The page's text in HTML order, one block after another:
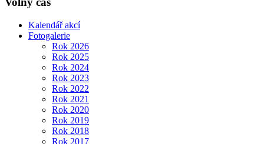
Kalendář akcí
Fotogalerie
Rok 2026
Rok 2025
Rok 2024
Rok 2023
Rok 2022
Rok 2021
Rok 2020
Rok 2019
Rok 2018
Rok 2017